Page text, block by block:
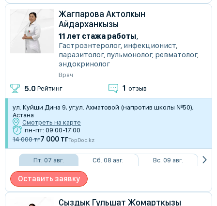
Жагпарова Актолкын
Айдарханкызы
11 лет стажа работы,
Гастроэнтеролог, инфекционист,
паразитолог, пульмонолог, ревматолог,
эндокринолог
Врач
5.0 Рейтинг 1 отзыв
ул. Куйши Дина 9, уг.ул. Ахматовой (напротив школы №50),
Астана
Смотреть на карте
пн-пт: 09:00-17:00
14 000 тг7 000 тгTopDoc.kz
Пт. 07 авг. Сб. 08 авг. Вс. 09 авг.
Оставить заявку
Сыздык Гульшат Жомарткызы